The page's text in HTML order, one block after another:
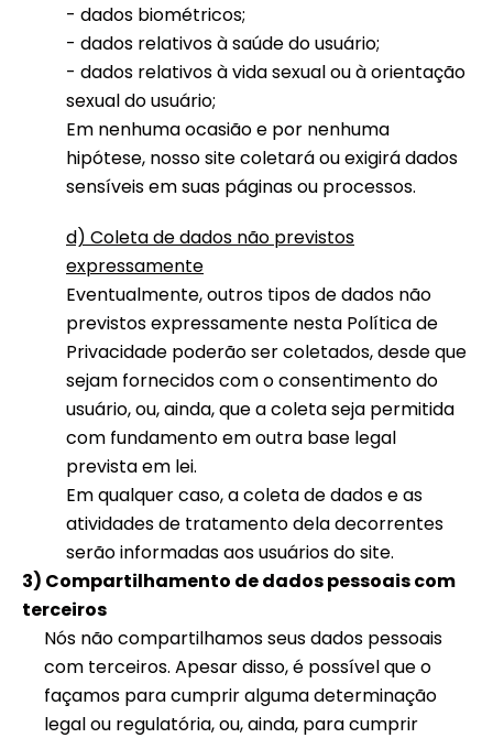
- dados biométricos;
- dados relativos à saúde do usuário;
- dados relativos à vida sexual ou à orientação
sexual do usuário;
Em nenhuma ocasião e por nenhuma
hipótese, nosso site coletará ou exigirá dados
sensíveis em suas páginas ou processos.
d) Coleta de dados não previstos
expressamente
Eventualmente, outros tipos de dados não
previstos expressamente nesta Política de
Privacidade poderão ser coletados, desde que
sejam fornecidos com o consentimento do
usuário, ou, ainda, que a coleta seja permitida
com fundamento em outra base legal
prevista em lei.
Em qualquer caso, a coleta de dados e as
atividades de tratamento dela decorrentes
serão informadas aos usuários do site.
3) Compartilhamento de dados pessoais com
terceiros
Nós não compartilhamos seus dados pessoais
com terceiros. Apesar disso, é possível que o
façamos para cumprir alguma determinação
legal ou regulatória, ou, ainda, para cumprir